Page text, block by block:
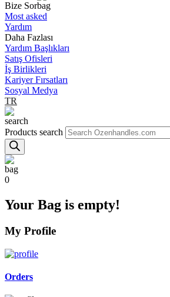
Bize Sor
Most asked
Yardım
Daha Fazlası
Yardım Başlıkları
Satış Ofisleri
İş Birlikleri
Kariyer Fırsatları
Sosyal Medya
TR
Products search
0
Your Bag is empty!
My Profile
Orders